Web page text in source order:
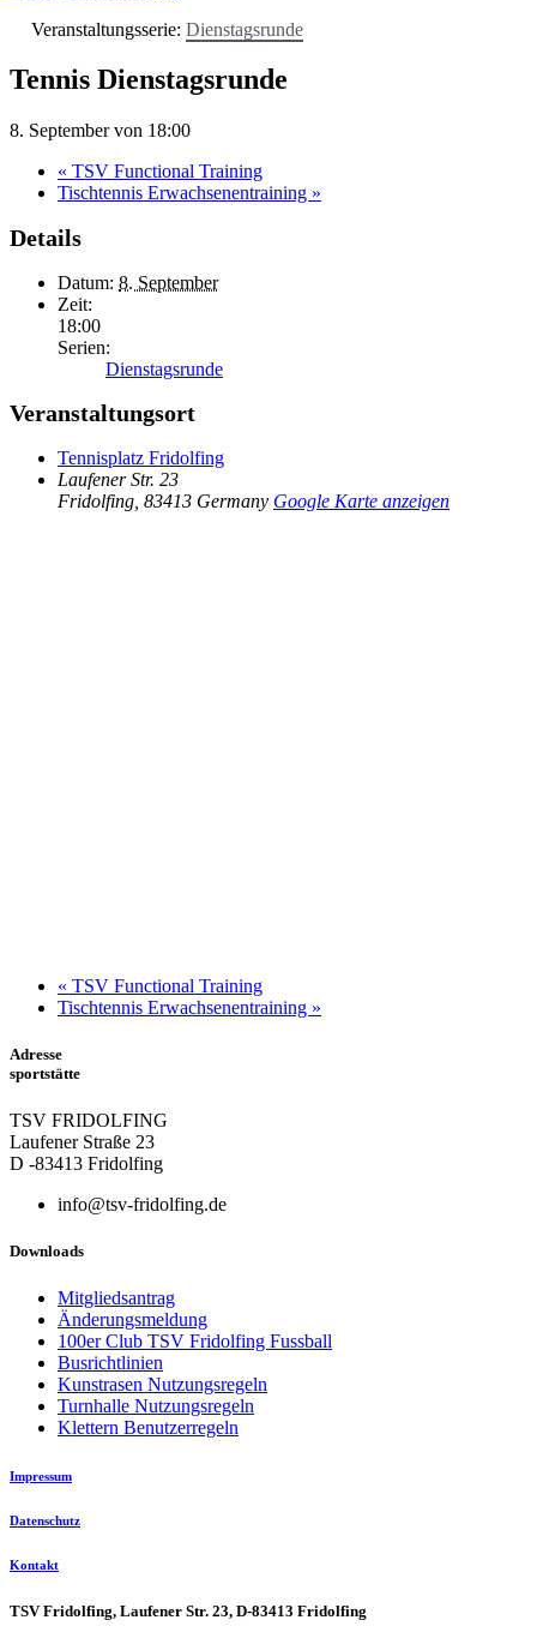
Veranstaltungsserie: Dienstagsrunde
Tennis Dienstagsrunde
8. September von 18:00
« TSV Functional Training
Tischtennis Erwachsenentraining »
Details
Datum: 8. September
Zeit:
18:00
Serien:
Dienstagsrunde
Veranstaltungsort
Tennisplatz Fridolfing
Laufener Str. 23
Fridolfing 83413 Germany Google Karte anzeigen
« TSV Functional Training
Tischtennis Erwachsenentraining »
Adresse
sportstätte
TSV FRIDOLFING
Laufener Straße 23
D -83413 Fridolfing
info@tsv-fridolfing.de
Downloads
Mitgliedsantrag
Änderungsmeldung
100er Club TSV Fridolfing Fussball
Busrichtlinien
Kunstrasen Nutzungsregeln
Turnhalle Nutzungsregeln
Klettern Benutzerregeln
Impressum
Datenschutz
Kontakt
TSV Fridolfing, Laufener Str. 23, D-83413 Fridolfing